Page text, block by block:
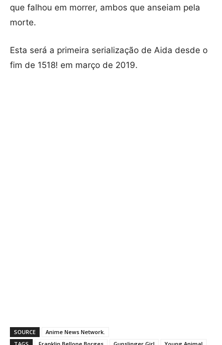
que falhou em morrer, ambos que anseiam pela
morte.
Esta será a primeira serialização de Aida desde o
fim de 1518! em março de 2019.
SOURCE
Anime News Network.